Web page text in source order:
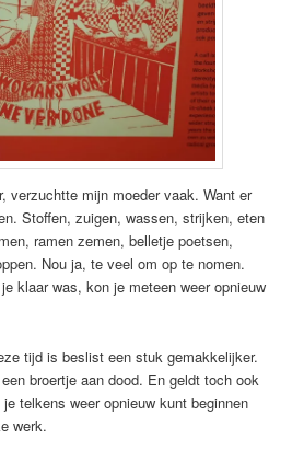
verzuchtte mijn moeder vaak. Want er
Stoffen, zuigen, wassen, strijken, eten
ramen zemen, belletje poetsen,
Nou ja, te veel om op te nomen.
klaar was, kon je meteen weer opnieuw
tijd is beslist een stuk gemakkelijker.
broertje aan dood. En geldt toch ook
telkens weer opnieuw kunt beginnen
werk.